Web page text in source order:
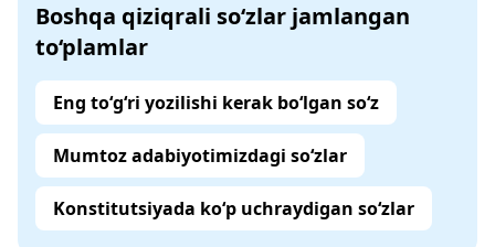
Boshqa qiziqrali so‘zlar jamlangan
to‘plamlar
Eng to‘g‘ri yozilishi kerak bo‘lgan so‘z
Mumtoz adabiyotimizdagi so‘zlar
Konstitutsiyada ko‘p uchraydigan so‘zlar